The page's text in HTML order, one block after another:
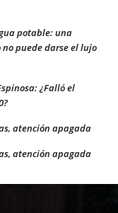
potable: una
puede darse el lujo
¿Falló el
atención apagada
atención apagada